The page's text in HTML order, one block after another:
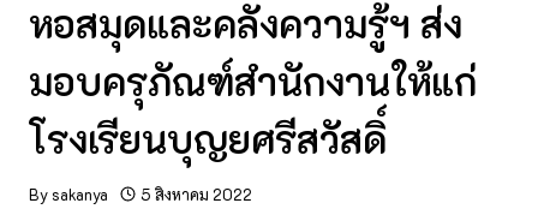
หอสมุดและคลังความรู้ฯ ส่ง
มอบครุภัณฑ์สำนักงานให้แก่
โรงเรียนบุญยศรีสวัสดิ์
By sakanya 5 สิงหาคม 2022